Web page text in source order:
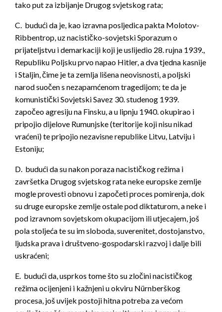
tako put za izbijanje Drugog svjetskog rata;
C. budući da je, kao izravna posljedica pakta Molotov-
Ribbentrop, uz nacističko-sovjetski Sporazum o
prijateljstvu i demarkaciji koji je uslijedio 28. rujna 1939.,
Republiku Poljsku prvo napao Hitler, a dva tjedna kasnije
i Staljin, čime je ta zemlja lišena neovisnosti, a poljski
narod suočen s nezapamćenom tragedijom; te da je
komunistički Sovjetski Savez 30. studenog 1939.
započeo agresiju na Finsku, a u lipnju 1940. okupirao i
pripojio dijelove Rumunjske (teritorije koji nisu nikad
vraćeni) te pripojio nezavisne republike Litvu, Latviju i
Estoniju;
D. budući da su nakon poraza nacističkog režima i
završetka Drugog svjetskog rata neke europske zemlje
mogle provesti obnovu i započeti proces pomirenja, dok
su druge europske zemlje ostale pod diktaturom, a neke i
pod izravnom sovjetskom okupacijom ili utjecajem, još
pola stoljeća te su im sloboda, suverenitet, dostojanstvo,
ljudska prava i društveno-gospodarski razvoj i dalje bili
uskraćeni;
E. budući da, usprkos tome što su zločini nacističkog
režima ocijenjeni i kažnjeni u okviru Nürnberškog
procesa, još uvijek postoji hitna potreba za većom